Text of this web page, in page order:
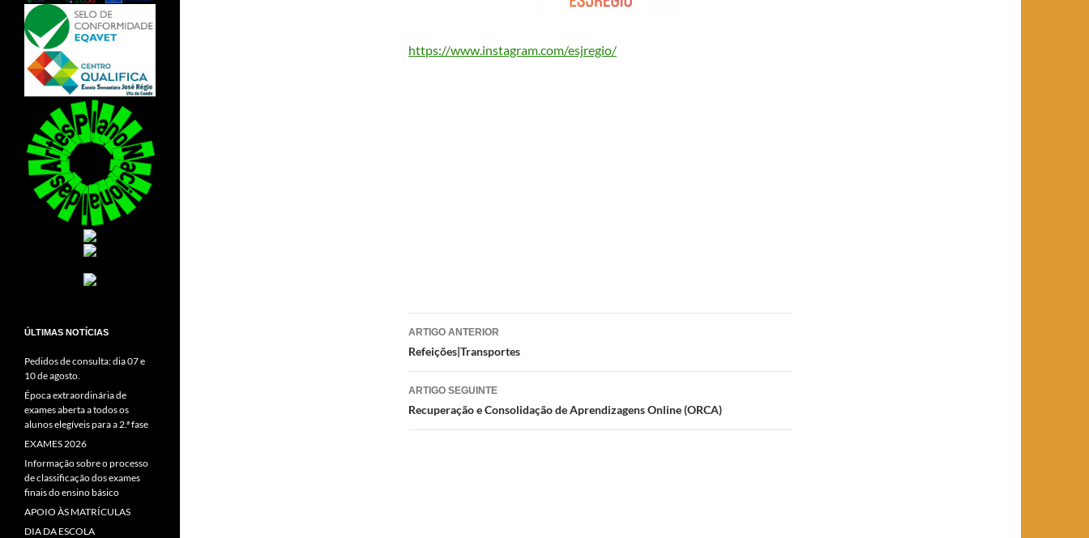
https://www.instagram.com/esjregio/
Navegação
de
artigos
ARTIGO ANTERIOR
Refeições|Transportes
ARTIGO SEGUINTE
Recuperação e Consolidação de Aprendizagens Online (ORCA)
ÚLTIMAS NOTÍCIAS
Pedidos de consulta: dia 07 e
10 de agosto.
Época extraordinária de
exames aberta a todos os
alunos elegíveis para a 2.ª fase
EXAMES 2026
Informação sobre o processo
de classificação dos exames
finais do ensino básico
APOIO ÀS MATRÍCULAS
DIA DA ESCOLA